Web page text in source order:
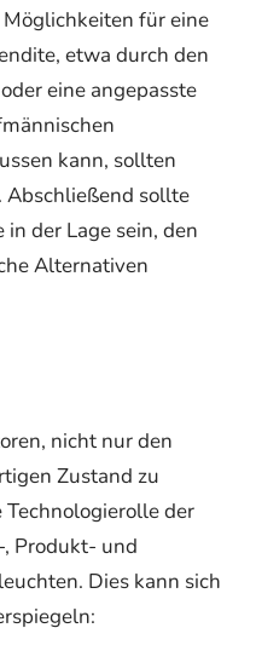
für eine
etwa durch den
eine angepasste
kann, sollten
sollte
der Lage sein, den
Alternativen
nicht nur den
Zustand zu
der
Produkt- und
Dies kann sich